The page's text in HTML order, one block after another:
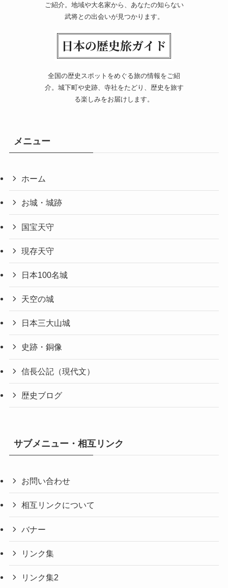
ご紹介。地域や大名家から、あなたの知らない
武将との出会いが見つかります。
全国の歴史スポットをめぐる旅の情報をご紹
介。城下町や史跡、寺社をたどり、歴史を旅す
る楽しみをお届けします。
メニュー
ホーム
お城・城跡
国宝天守
現存天守
日本100名城
天空の城
日本三大山城
史跡・銅像
信長公記（現代文）
歴史ブログ
サブメニュー・相互リンク
お問い合わせ
相互リンクについて
バナー
リンク集
リンク集2